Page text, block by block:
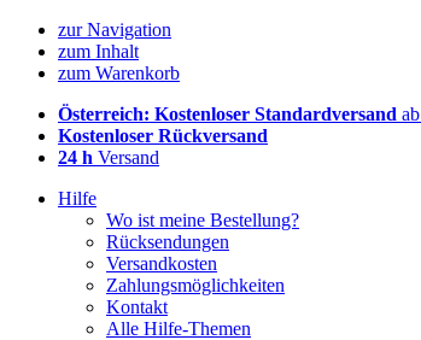
zur Navigation
zum Inhalt
zum Warenkorb
Österreich: Kostenloser Standardversand
Kostenloser Rückversand
24 h Versand
Hilfe
Wo ist meine Bestellung?
Rücksendungen
Versandkosten
Zahlungsmöglichkeiten
Kontakt
Alle Hilfe-Themen